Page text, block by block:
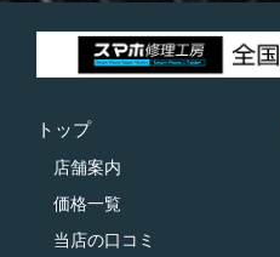
トップ
店舗案内
価格一覧
当店の口コミ